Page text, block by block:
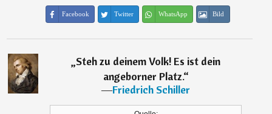
Facebook Twitter WhatsApp Bild
„Steh zu deinem Volk! Es ist dein
angeborner Platz.“
―Friedrich Schiller